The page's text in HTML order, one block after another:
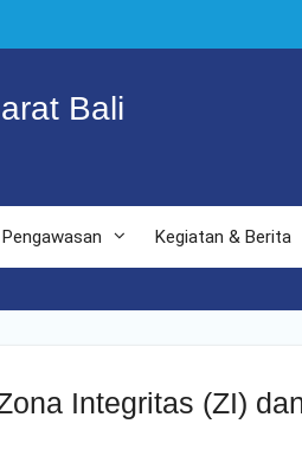
Bali
Pengawasan Kegiatan & Berita
Integritas (ZI)